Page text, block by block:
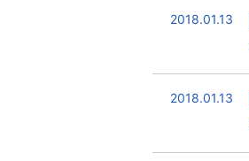
2018.01.13
2018.01.13